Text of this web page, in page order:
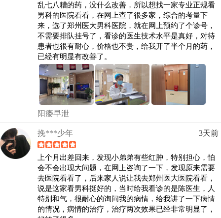
乱七八糟的药，没什么改善，所以想找一家专业正规看
男科的医院看看，在网上查了很多家，综合的考量下
来，选了郑州医大男科医院，就在网上预约了个诊号，
不需要排队挂号了，看诊的医生技术水平是真好，对待
患者也很有耐心，价格也不贵，给我开了半个月的药，
已经有明显有改善了。
阳痿早泄
挽***少年 3天前
上个月出差回来，发现小弟弟有些红肿，特别担心，怕
会不会出现大问题，在网上咨询了一下，发现原来需要
去医院看看了，后来家人说让我去郑州医大医院看看，
说是这家看男科挺好的，当时给我看诊的是陈医生，人
特别和气，很耐心的询问我的病情，给我讲了一下病情
的情况，病情的治疗，治疗两次效果已经非常明显了，